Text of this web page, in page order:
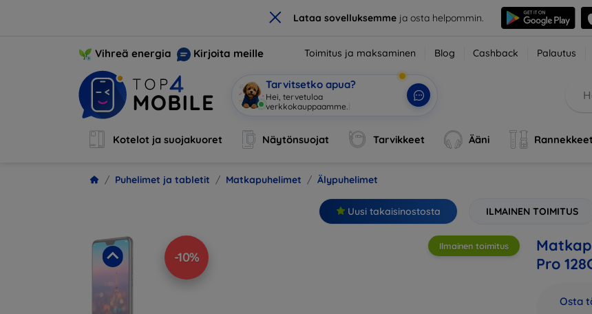
× Lataa sovelluksemmeja osta helpommin.
Vihreä energia Kirjoita meille Toimitus ja maksaminen Blog Cashback Palautus
Tarvitsetko apua?
Olen|
Kotelot ja suojakuoret Näytönsuojat Tarvikkeet Ääni Rannekkeet
Puhelimet ja tabletit Matkapuhelimet Älypuhelimet
Uusi takaisinostosta ILMAINEN TOIMITUS
-10%
Ilmainen toimitus
Pro
Osta